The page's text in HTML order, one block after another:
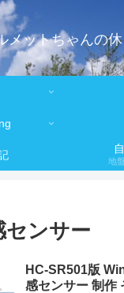
メットちゃんの休
地
センサー
HC-SR501版
感センサー 制作